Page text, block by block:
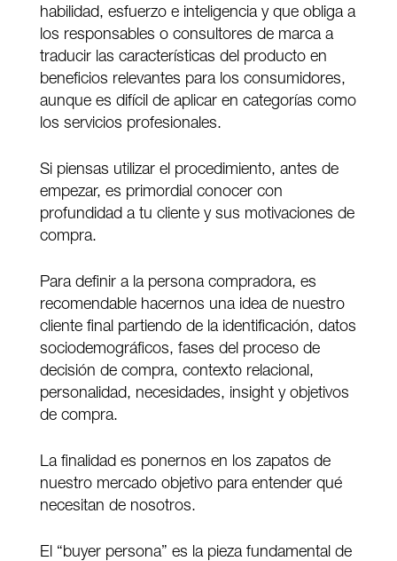
habilidad, esfuerzo e inteligencia y que obliga a
los responsables o consultores de marca a
traducir las características del producto en
beneficios relevantes para los consumidores,
aunque es difícil de aplicar en categorías como
los servicios profesionales.
Si piensas utilizar el procedimiento, antes de
empezar, es primordial conocer con
profundidad a tu cliente y sus motivaciones de
compra.
Para definir a la persona compradora, es
recomendable hacernos una idea de nuestro
cliente final partiendo de la identificación, datos
sociodemográficos, fases del proceso de
decisión de compra, contexto relacional,
personalidad, necesidades, insight y objetivos
de compra.
La finalidad es ponernos en los zapatos de
nuestro mercado objetivo para entender qué
necesitan de nosotros.
El “buyer persona” es la pieza fundamental de